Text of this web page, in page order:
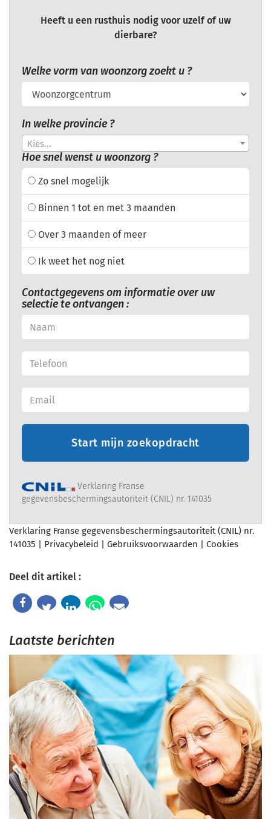
Heeft u een rusthuis nodig voor uzelf of uw
dierbare?
Welke vorm van woonzorg zoekt u ?
In welke provincie ?
Kies...
Hoe snel wenst u woonzorg ?
Zo snel mogelijk
Binnen 1 tot en met 3 maanden
Over 3 maanden of meer
Ik weet het nog niet
Contactgegevens om informatie over uw
selectie te ontvangen :
Start mijn zoekopdracht
Verklaring Franse
gegevensbeschermingsautoriteit (CNIL) nr. 141035
Verklaring Franse gegevensbeschermingsautoriteit (CNIL) nr.
141035 | Privacybeleid | Gebruiksvoorwaarden | Cookies
Deel dit artikel :
Laatste berichten